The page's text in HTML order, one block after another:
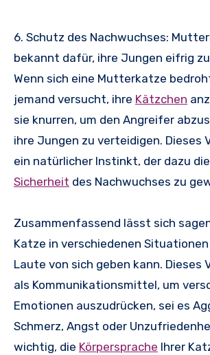
6. Schutz des Nachwuchses:
bekannt dafür, ihre Jungen eifrig
Wenn sich eine Mutterkatze
jemand versucht, ihre Kätzchen
sie knurren, um den Angreifer
ihre Jungen zu verteidigen. Dieses
ein natürlicher Instinkt, der dazu
Sicherheit des Nachwuchses zu
Zusammenfassend lässt sich
Katze in verschiedenen
Laute von sich geben kann. Dieses
als Kommunikationsmittel, um
Emotionen auszudrücken, sei es
Schmerz, Angst oder
wichtig, die Körpersprache Ihrer